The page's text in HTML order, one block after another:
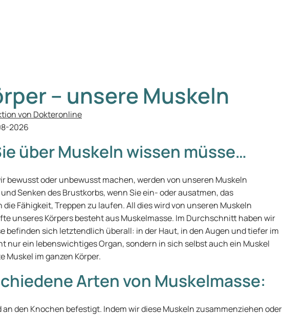
– unsere Muskeln
von Dokteronline
2026
über Muskeln wissen müsse…
bewusst oder unbewusst machen, werden von unseren Muskeln
Senken des Brustkorbs, wenn Sie ein- oder ausatmen, das
Fähigkeit, Treppen zu laufen. All dies wird von unseren Muskeln
unseres Körpers besteht aus Muskelmasse. Im Durchschnitt haben wir
befinden sich letztendlich überall: in der Haut, in den Augen und tiefer im
nur ein lebenswichtiges Organ, sondern in sich selbst auch ein Muskel
Muskel im ganzen Körper.
Arten von Muskelmasse:
den Knochen befestigt. Indem wir diese Muskeln zusammenziehen oder